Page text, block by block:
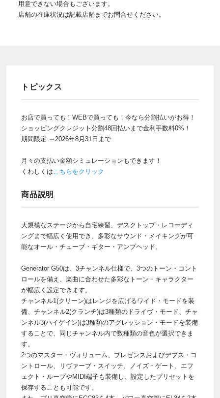
用意できない場合もございます。
店舗の在庫状況は記載店舗までお問合せください。
トピックス
お店で買っても！WEBで買っても！今なら分割払いがお得！
ショッピングクレジット分割48回払いまで金利手数料0%！
期間限定 ～2026年8月31日まで
月々の支払い金額シミュレーションもできます！
くわしくはこちらをクリック
商品説明
大規模なステージから自宅練習、デスクトップ・レコーディ
ングまで幅広く使用でき、多彩なサウンド・メイキングが可
能なオール・チューブ・ギター・アンプヘッド。
Generator G50は、3チャンネル仕様で、3つのトーン・コント
ロールを備え、楽曲に合わせた多彩なトーン・キャラクター
が幅広く設定できます。
チャンネル1(クリーン)はレンジを広げるワイド・モードを装
備、チャンネル2(クランチ)は3種類のドライヴ・モード、チャ
ンネル3(ハイゲイン)は3種類のアグレッション・モードを装備
することで、同じチャンネル内で数種類の音色が選択できま
す。
2つのマスター・ヴォリューム、プレゼンスおよびデプス・コ
ントロール、リヴァーブ・スイッチ、ノイズ・ゲート、エフ
ェクト・ループやMIDI端子も装備し、設定したプリセットを
保存することも可能です。